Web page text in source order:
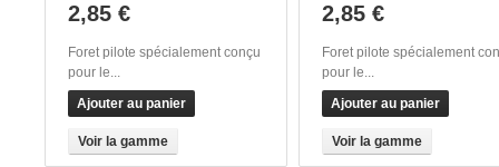
2,85 €
Foret pilote spécialement conçu
pour le...
Ajouter au panier
Voir la gamme
2,85 €
Foret pilote spécialement
pour le...
Ajouter au panier
Voir la gamme